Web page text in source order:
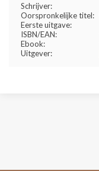
Schrijver:
Oorspronkelijke titel:
Eerste uitgave:
ISBN/EAN:
Ebook:
Uitgever: